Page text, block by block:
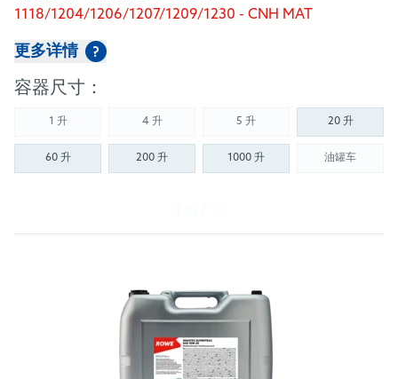
1118/1204/1206/1207/1209/1230 - CNH MAT
M2C48-C3/M2C-86 B/C/M2C134-D/M2C159 B/C -
John Deere J20C/J20D - New Holland 82009201/2/3 -
Massey Ferguson CMS 1145 (überdeckt/covers M
1135/1139/1143/1144) - Sperry Vickers/Eaton
M2950S/I-280-S - Sauer Sunstrand/Danfoss
Hydrostatic Trans Fluid - ZF TE-ML 06A/B/C/F/R,
更多详情 ?
容器尺寸：
1 升(Not available) 4 升(Not available) 5 升(Not available) 20 升
60 升 200 升 1000 升 油罐车
(Not